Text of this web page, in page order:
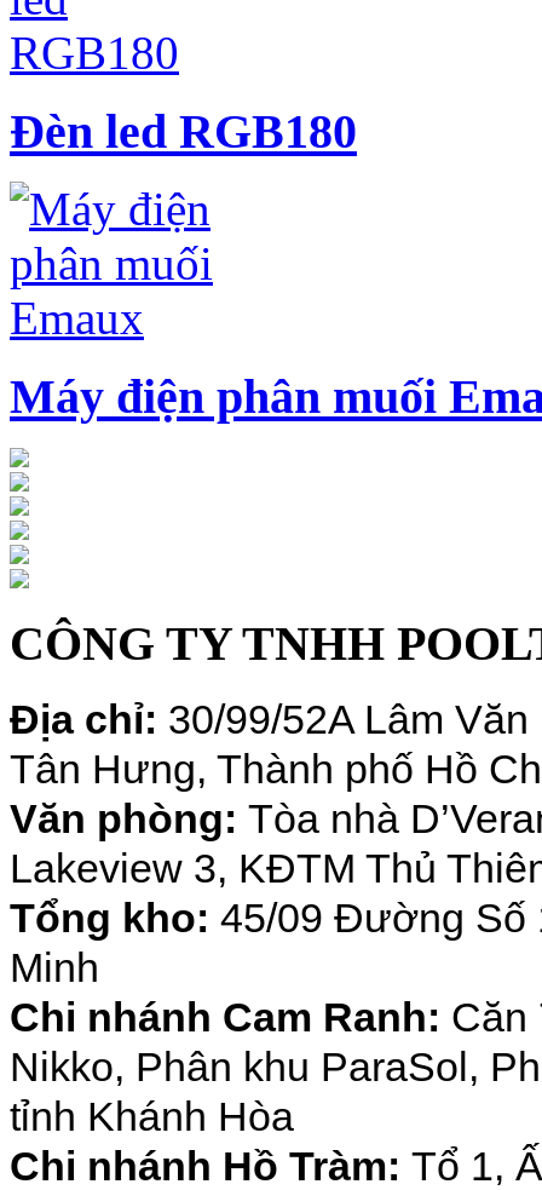
Đèn led RGB180
Máy điện phân muối
CÔNG TY TNHH
Địa chỉ: 30/99/52A Lâm
Tân Hưng, Thành phố Hồ
Văn phòng: Tòa nhà
Lakeview 3, KĐTM Thủ
Tổng kho: 45/09 Đường Số
Minh
Chi nhánh Cam Ranh: Căn
Nikko, Phân khu ParaSol,
tỉnh Khánh Hòa
Chi nhánh Hồ Tràm: Tổ 1,